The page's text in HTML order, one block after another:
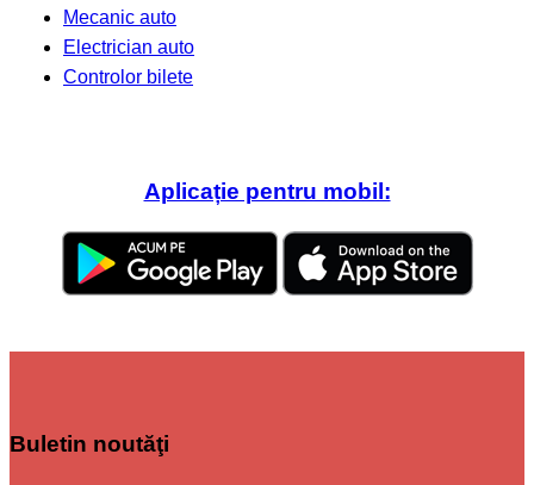
Mecanic auto
Electrician auto
Controlor bilete
Aplicație pentru mobil:
Buletin noutăţi